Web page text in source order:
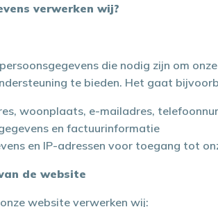
verwerken wij?
die nodig zijn om
te bieden. Het gaat
woonplaats, e-mailadres,
en factuurinformatie
en IP-adressen voor toegang tot
de website
website verwerken wij: